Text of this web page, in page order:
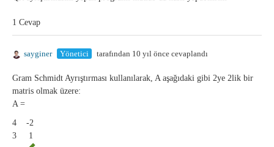
1 Cevap
sayginer Yönetici tarafından 10 yıl önce cevaplandı
Gram Schmidt Ayrıştırması kullanılarak, A aşağıdaki gibi 2ye 2lik bir
matris olmak üzere:
A =
4 -2
3 1